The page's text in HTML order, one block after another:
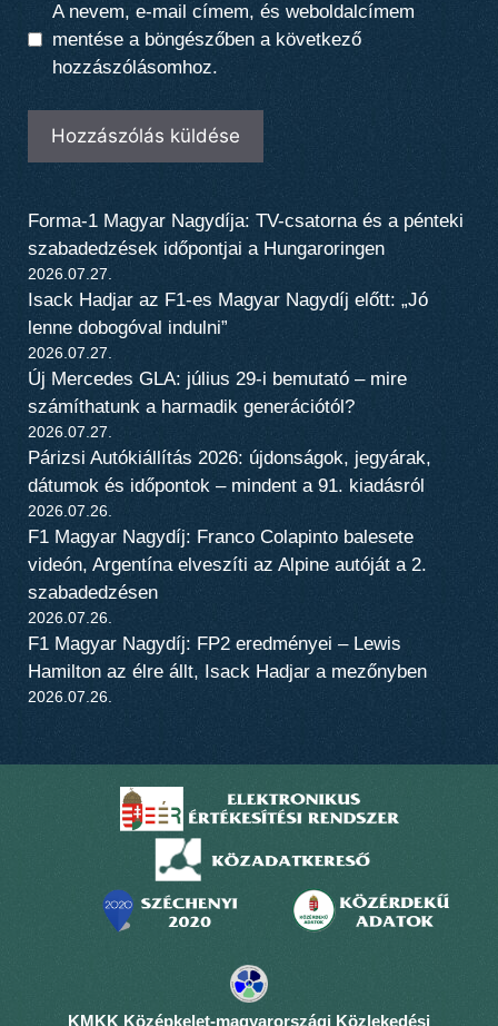
A nevem, e-mail címem, és weboldalcímem
mentése a böngészőben a következő
hozzászólásomhoz.
Forma-1 Magyar Nagydíja: TV-csatorna és a pénteki
szabadedzések időpontjai a Hungaroringen
2026.07.27.
Isack Hadjar az F1-es Magyar Nagydíj előtt: „Jó
lenne dobogóval indulni”
2026.07.27.
Új Mercedes GLA: július 29-i bemutató – mire
számíthatunk a harmadik generációtól?
2026.07.27.
Párizsi Autókiállítás 2026: újdonságok, jegyárak,
dátumok és időpontok – mindent a 91. kiadásról
2026.07.26.
F1 Magyar Nagydíj: Franco Colapinto balesete
videón, Argentína elveszíti az Alpine autóját a 2.
szabadedzésen
2026.07.26.
F1 Magyar Nagydíj: FP2 eredményei – Lewis
Hamilton az élre állt, Isack Hadjar a mezőnyben
2026.07.26.
KMKK Középkelet-magyarországi Közlekedési